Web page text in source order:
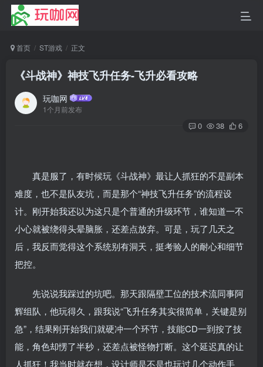
首页 ST游戏 正文
《斗战神》神技飞升任务-飞升必看攻略
玩咖网
1个月前发布
0 38 6
真是服了，有时候玩《斗战神》最让人抓狂的不是副本
难度，也不是队友坑，而是那个“神技飞升任务”的流程设
计。刚开始我还以为这只是个普通的升级环节，谁知道一不
小心就被绕得头晕脑胀，还差点放弃。可是，玩了几天之
后，我反而觉得这个系统别有洞天，挺考验人的耐心和细节
把控。
先说说我踩过的坑吧。那天跟隔壁工位的技术流同事阿
辉组队，他玩得久，跟我说“飞升任务其实很简单，关键是别
急”，结果刚开始我们就硬冲一个环节，技能CD一到按了技
能，角色却愣了半秒，还差点被怪物打断。这个延迟真的让
人抓狂！我当时就在想，设计师是不是也玩过几个动作手